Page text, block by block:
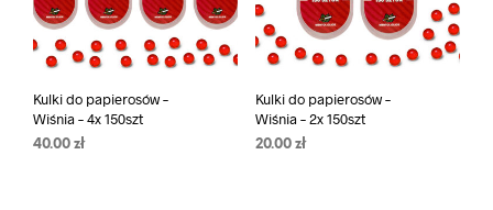
Kulki do papierosów –
Wiśnia – 4x 150szt
40.00 zł
Kulki do papierosów –
Wiśnia – 2x 150szt
20.00 zł